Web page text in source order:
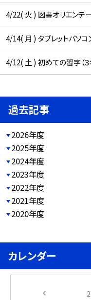
4/22( 火 ) 図書オリエンテー
4/14( 月 ) タブレットパソコ
4/12( 土 ) 初めての習字（３
過去記事
2026年度
2025年度
2024年度
2023年度
2022年度
2021年度
2020年度
カレンダー